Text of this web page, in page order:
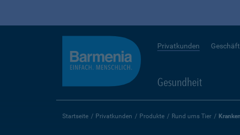
Privatkunden
Gesundheit
Startseite Privatkunden Produkte Rund ums Tier